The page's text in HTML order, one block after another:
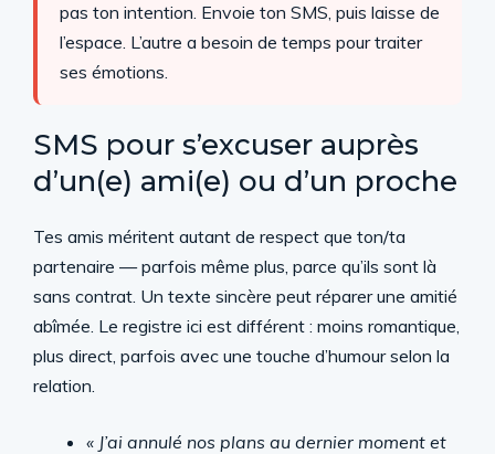
pas ton intention. Envoie ton SMS, puis laisse de
l’espace. L’autre a besoin de temps pour traiter
ses émotions.
SMS pour s’excuser auprès
d’un(e) ami(e) ou d’un proche
Tes amis méritent autant de respect que ton/ta
partenaire — parfois même plus, parce qu’ils sont là
sans contrat. Un texte sincère peut réparer une amitié
abîmée. Le registre ici est différent : moins romantique,
plus direct, parfois avec une touche d’humour selon la
relation.
« J’ai annulé nos plans au dernier moment et